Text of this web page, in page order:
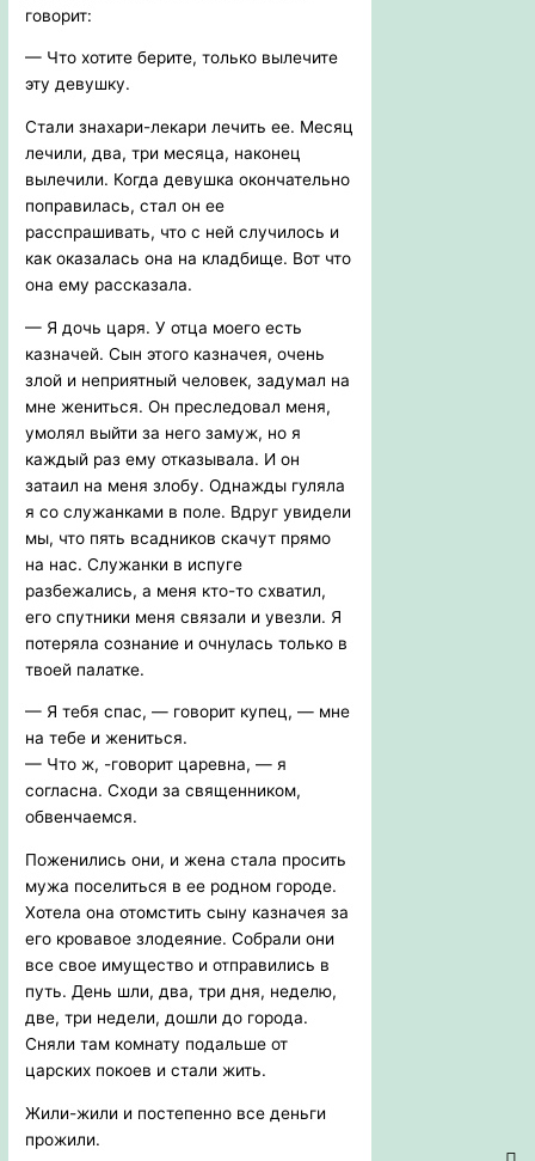
говорит:
— Что хотите берите, только вылечите
эту девушку.
Стали знахари-лекари лечить ее. Месяц
лечили, два, три месяца, наконец
вылечили. Когда девушка окончательно
поправилась, стал он ее
расспрашивать, что с ней случилось и
как оказалась она на кладбище. Вот что
она ему рассказала.
— Я дочь царя. У отца моего есть
казначей. Сын этого казначея, очень
злой и неприятный человек, задумал на
мне жениться. Он преследовал меня,
умолял выйти за него замуж, но я
каждый раз ему отказывала. И он
затаил на меня злобу. Однажды гуляла
я со служанками в поле. Вдруг увидели
мы, что пять всадников скачут прямо
на нас. Служанки в испуге
разбежались, а меня кто-то схватил,
его спутники меня связали и увезли. Я
потеряла сознание и очнулась только в
твоей палатке.
— Я тебя спас, — говорит купец, — мне
на тебе и жениться.
— Что ж, -говорит царевна, — я
согласна. Сходи за священником,
обвенчаемся.
Поженились они, и жена стала просить
мужа поселиться в ее родном городе.
Хотела она отомстить сыну казначея за
его кровавое злодеяние. Собрали они
все свое имущество и отправились в
путь. День шли, два, три дня, неделю,
две, три недели, дошли до города.
Сняли там комнату подальше от
царских покоев и стали жить.
Жили-жили и постепенно все деньги
прожили.